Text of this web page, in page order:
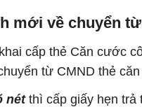
mới về chuyển
cấp thẻ Căn cước
từ CMND thẻ
nétthì cấp giấy hẹn trả